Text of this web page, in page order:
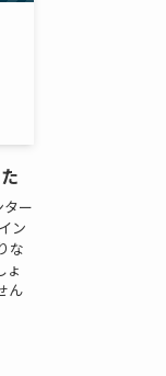
ター
ン
な
ょ
ん